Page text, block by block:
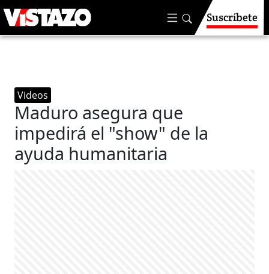
Suscríbete
Videos
Maduro asegura que
impedirá el "show" de la
ayuda humanitaria